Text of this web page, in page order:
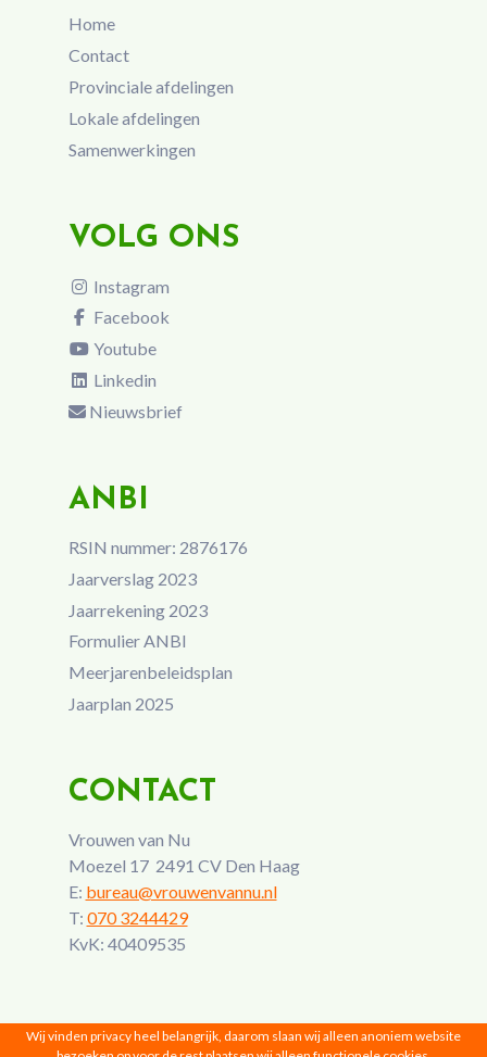
Home
Contact
Provinciale afdelingen
Lokale afdelingen
Samenwerkingen
VOLG ONS
Instagram
Facebook
Youtube
Linkedin
Nieuwsbrief
ANBI
RSIN nummer: 2876176
Jaarverslag 2023
Jaarrekening 2023
Formulier ANBI
Meerjarenbeleidsplan
Jaarplan 2025
CONTACT
Vrouwen van Nu
Moezel 17 2491 CV Den Haag
E: bureau@vrouwenvannu.nl
T: 070 3244429
KvK: 40409535
Wij vinden privacy heel belangrijk, daarom slaan wij alleen anoniem website